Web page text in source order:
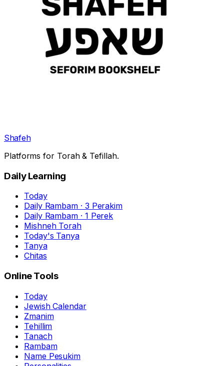
Shafeh
Platforms for Torah & Tefillah.
Daily Learning
Today
Daily Rambam · 3 Perakim
Daily Rambam · 1 Perek
Mishneh Torah
Today's Tanya
Tanya
Chitas
Online Tools
Today
Jewish Calendar
Zmanim
Tehillim
Tanach
Rambam
Name Pesukim